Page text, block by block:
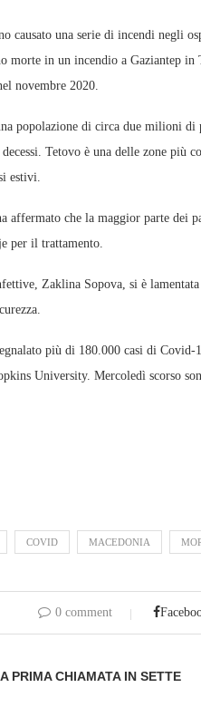
causato una serie di incendi negli
morte in un incendio a Gaziantep
novembre 2020.
popolazione di circa due milioni
decessi. Tetovo è una delle zone
estivi.
affermato che la maggior parte dei
per il trattamento.
Zaklina Sopova, si è
più di 180.000 casi di
University. Mercoledì scorso
COVID MACEDONIA
0 comment
PRIMA CHIAMATA IN SETTE